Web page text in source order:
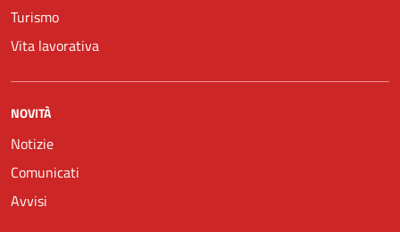
Turismo
Vita lavorativa
NOVITÀ
Notizie
Comunicati
Avvisi